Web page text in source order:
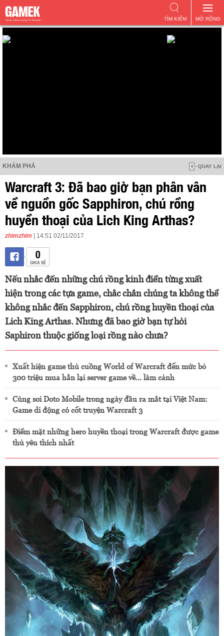
MỞ RỘNG
TÌM KIẾM
KHÁM PHÁ QUAY LẠI
Warcraft 3: Đã bao giờ bạn phân vân
về nguồn gốc Sapphiron, chú rồng
huyền thoại của Lich King Arthas?
zhimzhim | 14:51 02/11/2017
0
CHIA SẺ
Nếu nhắc đến những chú rồng kinh điển từng xuất
hiện trong các tựa game, chắc chắn chúng ta không thể
không nhắc đến Sapphiron, chú rồng huyền thoại của
Lich King Arthas. Nhưng đã bao giờ bạn tự hỏi
Saphiron thuộc giống loại rồng nào chưa?
Xuất hiện game thủ cuồng World of Warcraft đến mức bỏ
300 triệu mua hẳn lại server game về... làm cảnh
Cùng soi Doto Mobile trong ngày đầu ra mắt tại Việt Nam:
Game di động có cốt truyện Warcraft 3
Điểm mặt những hero huyền thoại trong Warcraft được game
thủ yêu thích nhất